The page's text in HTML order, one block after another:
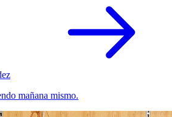
mañana mismo.